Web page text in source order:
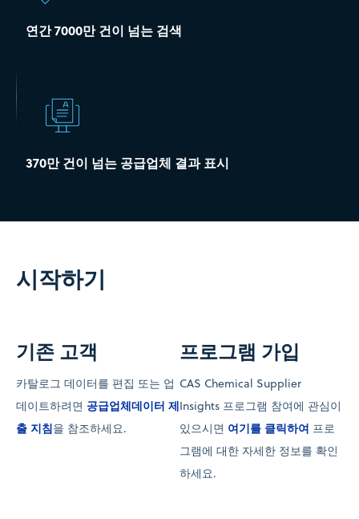
연간 7000만 건이 넘는 검색
370만 건이 넘는 공급업체 결과 표시
시작하기
기존 고객
카탈로그 데이터를 편집 또는 업
데이트하려면 공급업체데이터 제
출 지침을 참조하세요.
프로그램 가입
CAS Chemical Supplier
Insights 프로그램 참여에 관심이
있으시면 여기를 클릭하여 프로
그램에 대한 자세한 정보를 확인
하세요.